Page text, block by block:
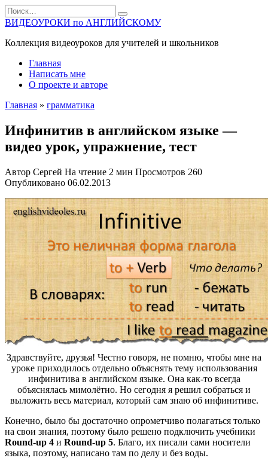
Перейти
к
содержанию
Search
for:
ВИДЕОУРОКИ по АНГЛИЙСКОМУ
Коллекция видеоуроков для учителей и школьников
Главная
Написать мне
О проекте и авторе
Главная » грамматика
Инфинитив в английском языке —
видео урок, упражнение, тест
Автор Сергей На чтение 2 мин Просмотров 260
Опубликовано 06.02.2013
Здравствуйте, друзья! Честно говоря, не помню, чтобы мне на
уроке приходилось отдельно объяснять тему использования
инфинитива в английском языке. Она как-то всегда
объяснялась мимолётно. Но сегодня я решил собраться и
выложить весь материал, который сам знаю об инфинитиве.
Конечно, было бы достаточно опрометчиво полагаться только
на свои знания, поэтому было решено подключить учебники
Round-up 4 и Round-up 5. Благо, их писали сами носители
языка, поэтому, написано там по делу и без воды.